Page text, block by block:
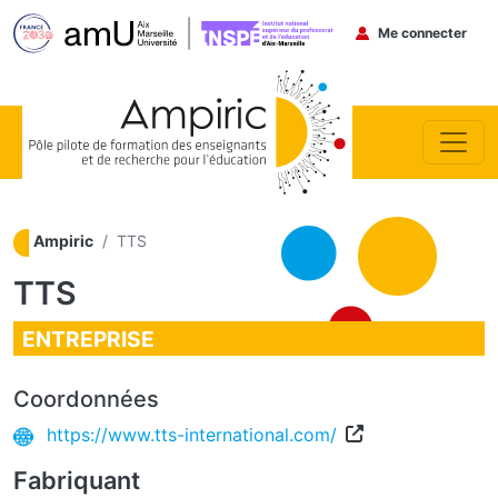
Menu du
Me connecter
Ampiric TTS
TTS
ENTREPRISE
Coordonnées
https://www.tts-international.com/
Fabriquant